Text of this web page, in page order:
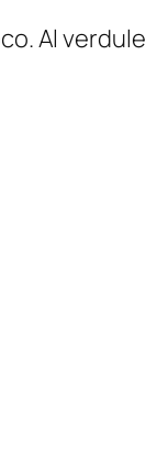
Al